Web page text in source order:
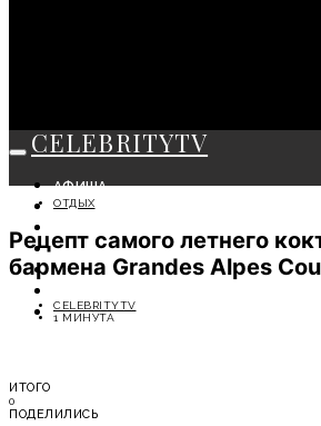
CELEBRITYTV
АФИША
СОБЫТИЯ
МОДА
ЛИЧНОСТЬ
СОВЕТЫ ЭКСПЕРТОВ
ОТДЫХ
Рецепт самого летнего
бармена Grandes Alpes
CELEBRITYTV
1 МИНУТА
ИТОГО
0
ПОДЕЛИЛИСЬ